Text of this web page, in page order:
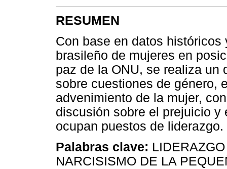
RESUMEN
Con base en datos
brasileño de mujeres en
paz de la ONU, se realiza un
sobre cuestiones de género,
advenimiento de la mujer,
discusión sobre el prejuicio y
ocupan puestos de liderazgo.
Palabras clave:
NARCISISMO DE LA